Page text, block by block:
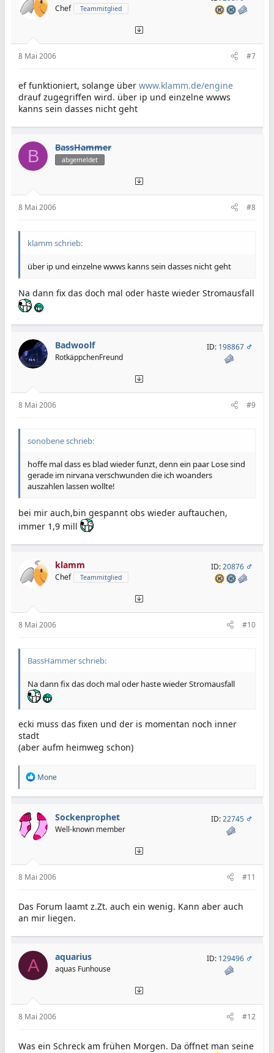
Chef Teammitglied
8 Mai 2006 #7
ef funktioniert, solange über www.klamm.de/engine
drauf zugegriffen wird. über ip und einzelne wwws
kanns sein dasses nicht geht
B BassHammer
abgemeldet
8 Mai 2006 #8
klamm schrieb:
über ip und einzelne wwws kanns sein dasses nicht geht
Na dann fix das doch mal oder haste wieder Stromausfall
Badwoolf
RotkäppchenFreund
ID: 198867
8 Mai 2006 #9
sonobene schrieb:
hoffe mal dass es blad wieder funzt, denn ein paar Lose sind
gerade im nirvana verschwunden die ich woanders
auszahlen lassen wollte!
bei mir auch,bin gespannt obs wieder auftauchen,
immer 1,9 mill
klamm
Chef Teammitglied
ID:20876
8 Mai 2006 #10
BassHammer schrieb:
Na dann fix das doch mal oder haste wieder Stromausfall
ecki muss das fixen und der is momentan noch inner
stadt
(aber aufm heimweg schon)
R
a
t
i
o
n
Mone
Sockenprophet
Well-known member
ID:22745
8 Mai 2006 #11
Das Forum laamt z.Zt. auch ein wenig. Kann aber auch
an mir liegen.
A aquarius
aquas Funhouse
ID: 129496
8 Mai 2006 #12
Was ein Schreck am frühen Morgen. Da öffnet man seine